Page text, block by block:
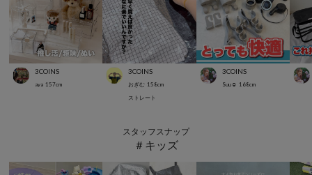
3COINS
aya 157cm
3COINS
おぎむ 158cm
ストレート
3COINS
Suu☺︎ 168cm
スタッフスナップ
＃キッズ